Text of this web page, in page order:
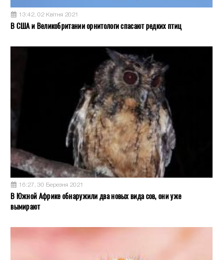
13:42, 02 Квітня 2021
В США и Великобритании орнитологи спасают редких птиц
16:27, 30 Березня 2021
В Южной Африке обнаружили два новых вида сов, они уже
вымирают